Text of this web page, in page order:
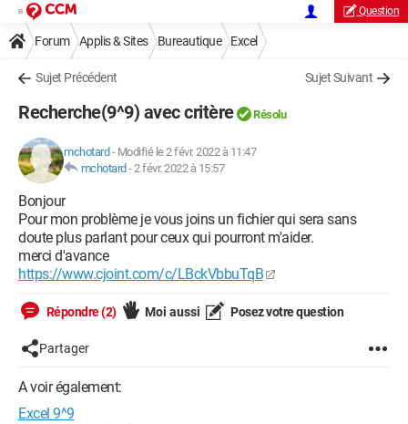
Question
Forum Applis & Sites Bureautique Excel
Sujet Précédent Sujet Suivant
Recherche(9^9) avec critère Résolu
mchotard - Modifié le 2 févr. 2022 à 11:47
mchotard -2 févr. 2022 à 15:57
Bonjour
Pour mon problème je vous joins un fichier qui sera sans
doute plus parlant pour ceux qui pourront m'aider.
merci d'avance
https://www.cjoint.com/c/LBckVbbuTqB
Répondre (2) Moi aussi Posez votre question
Partager
A voir également:
Excel 9^9